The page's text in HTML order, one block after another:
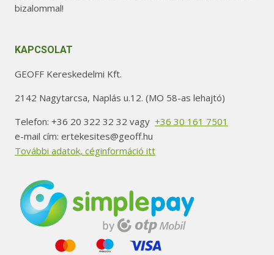
bizalommal!
KAPCSOLAT
GEOFF Kereskedelmi Kft.
2142 Nagytarcsa, Naplás u.12. (MO 58-as lehajtó)
Telefon: +36 20 322 32 32 vagy +36 30 161 7501
e-mail cím: ertekesites@geoff.hu
További adatok, céginformáció itt